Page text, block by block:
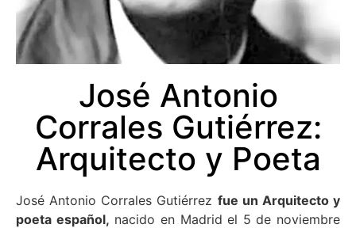
José Antonio
Corrales Gutiérrez:
Arquitecto y Poeta
José Antonio Corrales Gutiérrez fue un Arquitecto y
poeta español, nacido en Madrid el 5 de noviembre